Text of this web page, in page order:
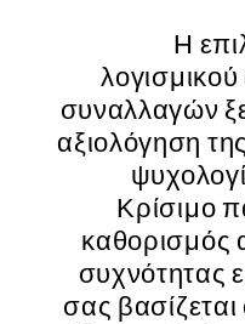
Η
συναλλαγών
αξιολόγηση
Κρίσιμο
καθορισμός
συχνότητας
σας